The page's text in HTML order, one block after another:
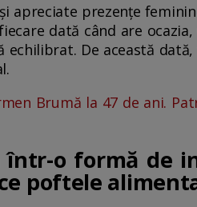
apreciate prezențe
dată când are
De această
Brumă la 47 de ani.
într-o formă de
poftele